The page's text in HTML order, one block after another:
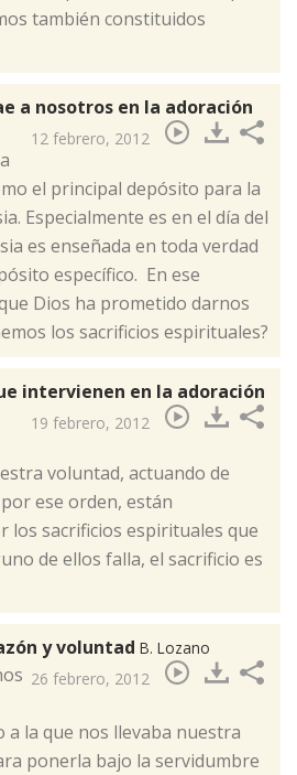
también constituidos
a nosotros en la adoración
12 febrero, 2012
el principal depósito para la
Especialmente es en el día del
es enseñada en toda verdad
específico. En ese
Dios ha prometido darnos
los sacrificios espirituales?
intervienen en la adoración
19 febrero, 2012
voluntad, actuando de
ese orden, están
los sacrificios espirituales que
de ellos falla, el sacrificio es
y voluntad B. Lozano
26 febrero, 2012
a la que nos llevaba nuestra
ponerla bajo la servidumbre